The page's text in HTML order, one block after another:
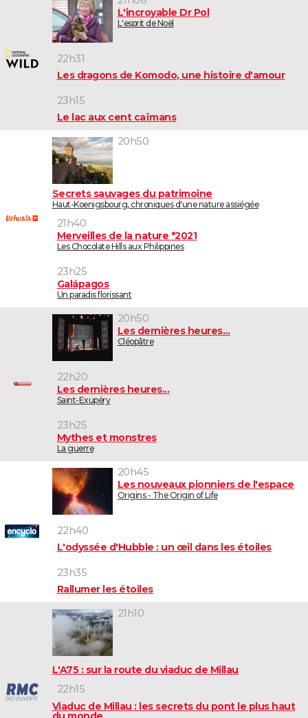
L'incroyable Dr Pol
L'esprit de Noël
22h31
Les dragons de Komodo, une histoire d'amour
23h15
Le lac aux cent caïmans
20h50
Secrets sauvages du patrimoine
Haut-Koenigsbourg, chroniques d'une nature assiégée
21h40
Merveilles de la nature *2021
Les Chocolate Hills aux Philippines
23h25
Galápagos
Un paradis florissant
20h50
Les dernières heures...
Cléopâtre
22h20
Les dernières heures...
Saint-Exupéry
23h25
Mythes et monstres
La guerre
20h45
Les nouveaux pionniers de l'espace
Origins - The Origin of Life
22h40
L'odyssée d'Hubble : un œil dans les étoiles
23h35
Rallumer les étoiles
21h10
L'A75 : sur la route du viaduc de Millau
22h15
Viaduc de Millau : les secrets du pont le plus haut